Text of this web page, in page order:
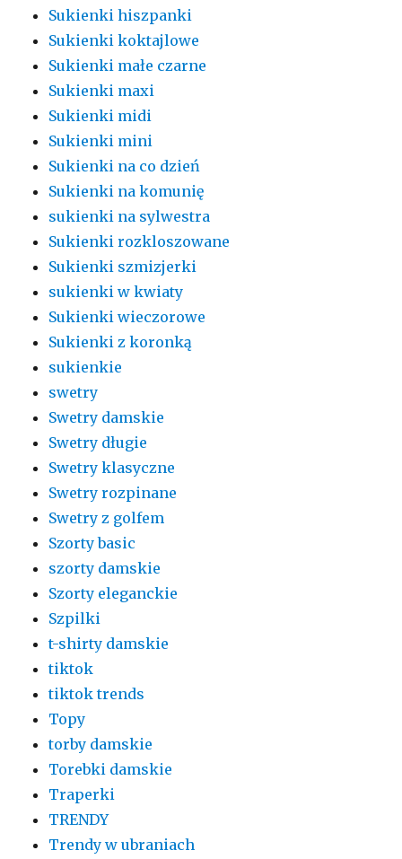
Sukienki hiszpanki
Sukienki koktajlowe
Sukienki małe czarne
Sukienki maxi
Sukienki midi
Sukienki mini
Sukienki na co dzień
Sukienki na komunię
sukienki na sylwestra
Sukienki rozkloszowane
Sukienki szmizjerki
sukienki w kwiaty
Sukienki wieczorowe
Sukienki z koronką
sukienkie
swetry
Swetry damskie
Swetry długie
Swetry klasyczne
Swetry rozpinane
Swetry z golfem
Szorty basic
szorty damskie
Szorty eleganckie
Szpilki
t-shirty damskie
tiktok
tiktok trends
Topy
torby damskie
Torebki damskie
Traperki
TRENDY
Trendy w ubraniach